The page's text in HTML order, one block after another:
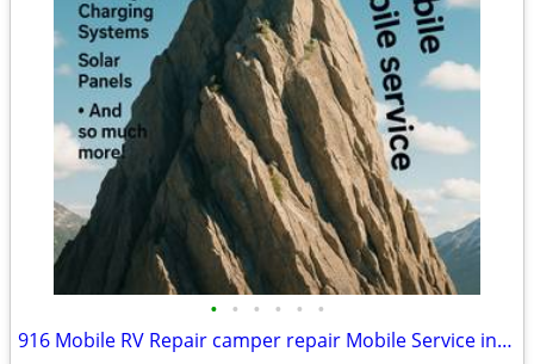
• • • • • •
916 Mobile RV Repair camper repair Mobile Service in Sacramento